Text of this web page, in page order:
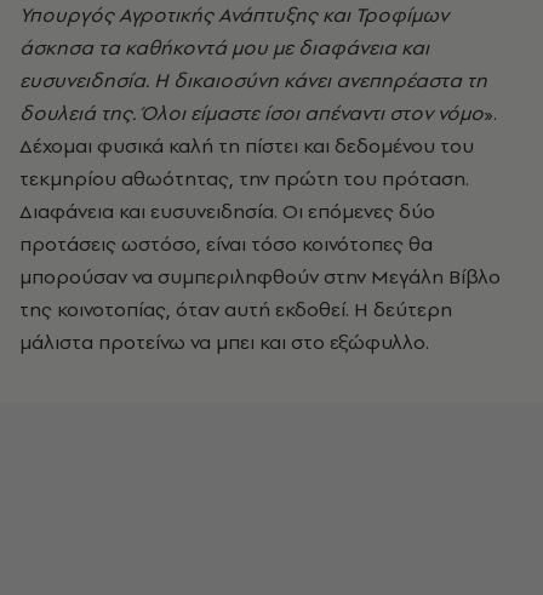
Υπουργός Αγροτικής Ανάπτυξης και Τροφίμων
άσκησα τα καθήκοντά μου με διαφάνεια και
ευσυνειδησία. Η δικαιοσύνη κάνει ανεπηρέαστα τη
δουλειά της. Όλοι είμαστε ίσοι απέναντι στον νόμο».
Δέχομαι φυσικά καλή τη πίστει και δεδομένου του
τεκμηρίου αθωότητας, την πρώτη του πρόταση.
Διαφάνεια και ευσυνειδησία. Οι επόμενες δύο
προτάσεις ωστόσο, είναι τόσο κοινότοπες θα
μπορούσαν να συμπεριληφθούν στην Μεγάλη Βίβλο
της κοινοτοπίας, όταν αυτή εκδοθεί. Η δεύτερη
μάλιστα προτείνω να μπει και στο εξώφυλλο.